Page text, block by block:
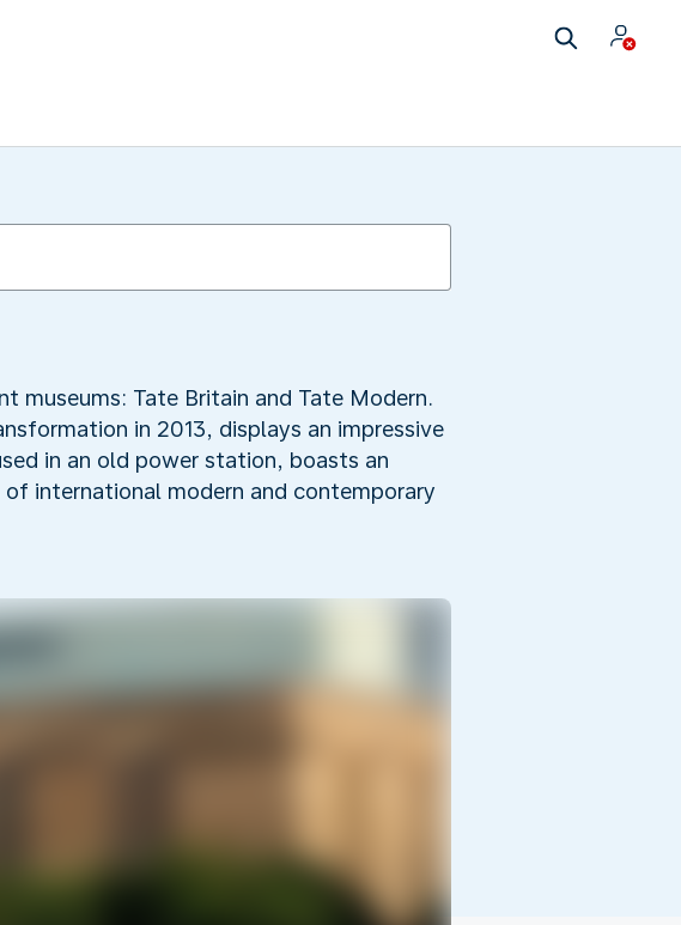
museums: Tate Britain and Tate Modern.
in 2013, displays an impressive
in an old power station, boasts an
international modern and contemporary